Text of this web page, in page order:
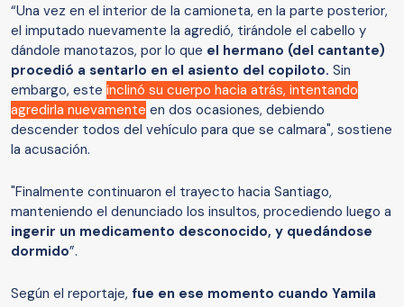
“Una vez en el interior de la camioneta, en la parte posterior,
el imputado nuevamente la agredió, tirándole el cabello y
dándole manotazos, por lo que el hermano (del cantante)
procedió a sentarlo en el asiento del copiloto. Sin
embargo, este inclinó su cuerpo hacia atrás, intentando
agredirla nuevamente en dos ocasiones, debiendo
descender todos del vehículo para que se calmara", sostiene
la acusación.
"Finalmente continuaron el trayecto hacia Santiago,
manteniendo el denunciado los insultos, procediendo luego a
ingerir un medicamento desconocido, y quedándose
dormido”.
Según el reportaje, fue en ese momento cuando Yamila